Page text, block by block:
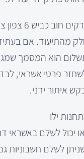
מי ששואל איך
מהתיעוד. אם
הוא המסמך
פרטי אשראי,
איתור ידני.
ילו
יכול לשלם
לשלם חשבוניות